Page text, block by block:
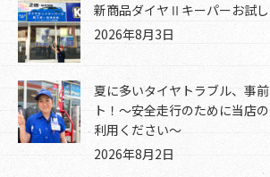
新商品ダイヤⅡキーパーお試し
2026年8月3日
夏に多いタイヤトラブル、事
ト！～安全走行のために当店
利用ください～
2026年8月2日